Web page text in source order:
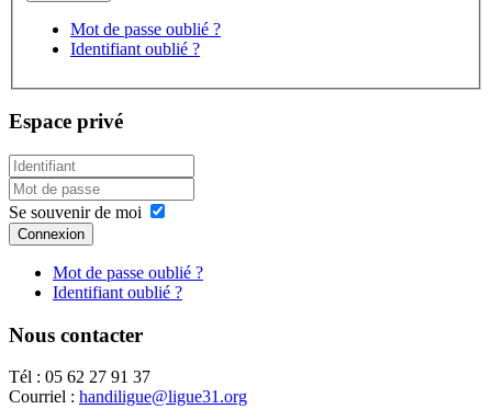
Mot de passe oublié ?
Identifiant oublié ?
Espace privé
Se souvenir de moi
Connexion
Mot de passe oublié ?
Identifiant oublié ?
Nous contacter
Tél : 05 62 27 91 37
Courriel : handiligue@ligue31.org